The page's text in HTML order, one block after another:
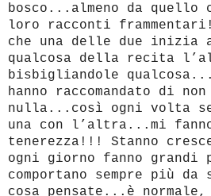
bosco...almeno da quello
loro racconti
che una delle due inizia
qualcosa della recita
bisbigliandole
hanno raccomandato di
nulla...così ogni volta se
una con l’altra...mi
tenerezza!!! Stanno
ogni giorno fanno grandi
comportano sempre più
cosa pensate...è